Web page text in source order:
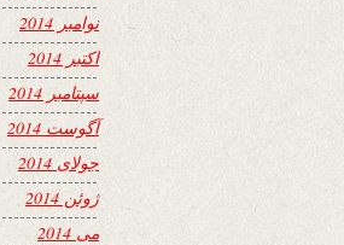
نوامبر 2014
اکتبر 2014
سپتامبر 2014
آگوست 2014
جولای 2014
ژوئن 2014
می 2014